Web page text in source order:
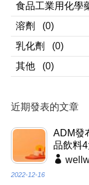
食品工業用化學
溶劑
(0)
乳化劑
(0)
其他
(0)
近期發表的文章
ADM發
品飲料
2022-12-16